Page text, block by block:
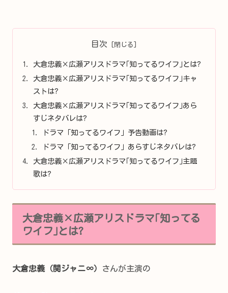
目次
大倉忠義×広瀬アリスドラマ｢知ってるワイフ｣とは?
大倉忠義×広瀬アリスドラマ｢知ってるワイフ｣キャ
ストは?
大倉忠義×広瀬アリスドラマ｢知ってるワイフ｣あら
すじネタバレは?
ドラマ「知ってるワイフ」予告動画は?
ドラマ「知ってるワイフ」あらすじネタバレは?
大倉忠義×広瀬アリスドラマ｢知ってるワイフ｣主題
歌は?
大倉忠義×広瀬アリスドラマ｢知ってる
ワイフ｣とは?
大倉忠義（関ジャニ∞） さんが主演の